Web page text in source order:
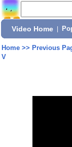
Video Home
Home>> Previous
V